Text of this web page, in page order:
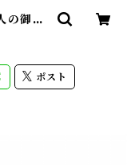
の御家
ト通販ポスト